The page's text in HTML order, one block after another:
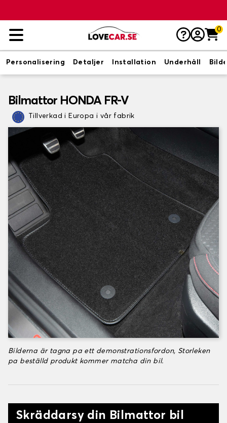
0
Personalisering Detaljer Installation Underhåll
Bilmattor HONDA FR-V
Tillverkad i Europa i vår fabrik
Bilderna är tagna pa ett demonstrationsfordon, Storleken
pa beställd produkt kommer matcha din bil.
Skräddarsy din Bilmattor bil